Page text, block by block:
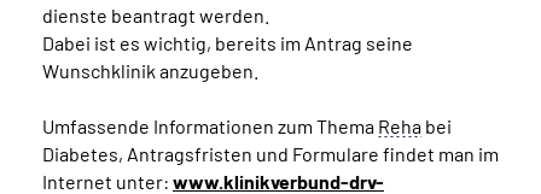
dienste beantragt werden.
Dabei ist es wichtig, bereits im Antrag seine
Wunschklinik anzugeben.
Umfassende Informationen zum Thema Reha bei
Diabetes, Antragsfristen und Formulare findet man im
Internet unter: www.klinikverbund-drv-